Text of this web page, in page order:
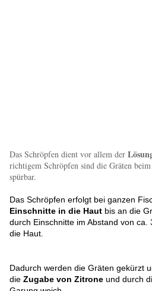
Das Schröpfen dient vor allem der
richtigem Schröpfen sind die Gräten
spürbar.
Das Schröpfen erfolgt bei ganzen
Einschnitte in die Haut bis an die
durch Einschnitte im Abstand von ca.
die Haut.
Dadurch werden die Gräten gekürzt
die Zugabe von Zitrone und durch